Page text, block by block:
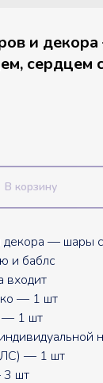
и
сердцем
В корзину
— шары
и баблс
входит
— 1 шт
— 1 шт
— 1 шт
шт